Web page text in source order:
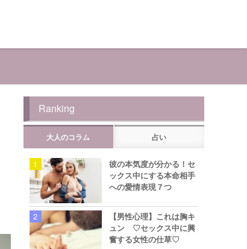
Ranking
大人のコラム 占い
彼の本気度が分かる！セ
ックス中にする本命相手
への愛情表現７つ
【男性心理】これは胸キ
ュン ♡セックス中に興
奮する女性の仕草♡